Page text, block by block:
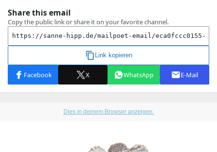
Dies in deinem Browser anzeigen.